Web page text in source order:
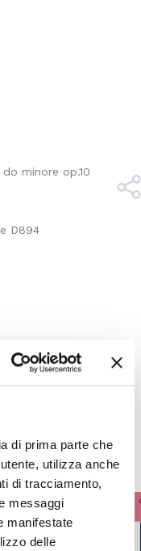
di prima parte che
utilizza anche
di tracciamento,
messaggi
manifestate
delle
minore op.10
D894